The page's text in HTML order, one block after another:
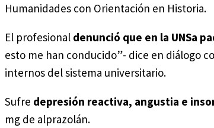
Humanidades con Orientación en Historia.
El profesional denunció que en la UNSa
esto me han conducido”- dice en diálogo
internos del sistema universitario.
Sufre depresión reactiva, angustia e
mg de alprazolán.